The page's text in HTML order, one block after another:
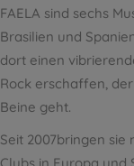
FAELA sind sechs
Brasilien und
dort einen
Rock erschaffen,
Beine geht.
Seit 2007bringen